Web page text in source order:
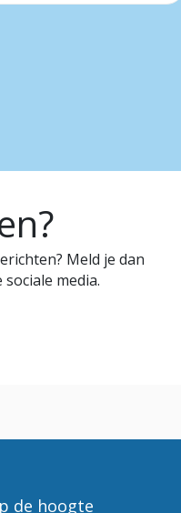
Meld je dan
media.
de hoogte